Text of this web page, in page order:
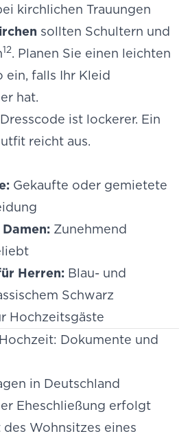
kirchlichen Trauungen
sollten Schultern und
12. Planen Sie einen leichten
ein, falls Ihr Kleid
hat.
ist lockerer. Ein
reicht aus.
Gekaufte oder gemietete
Zunehmend
Herren: Blau- und
Schwarz
Hochzeitsgäste
Dokumente und
in Deutschland
Eheschließung erfolgt
Wohnsitzes eines